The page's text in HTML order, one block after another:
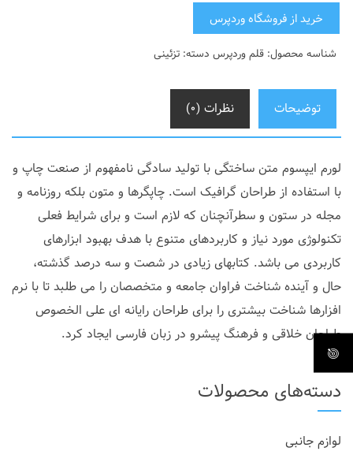
خرید از فروشگاه وردپرس
شناسه محصول: قلم وردپرس دسته: تزئینی
توضیحات نظرات (۰)
لورم ایپسوم متن ساختگی با تولید سادگی نامفهوم از صنعت چاپ و
با استفاده از طراحان گرافیک است. چاپگرها و متون بلکه روزنامه و
مجله در ستون و سطرآنچنان که لازم است و برای شرایط فعلی
تکنولوژی مورد نیاز و کاربردهای متنوع با هدف بهبود ابزارهای
کاربردی می باشد. کتابهای زیادی در شصت و سه درصد گذشته،
حال و آینده شناخت فراوان جامعه و متخصصان را می طلبد تا با نرم
افزارها شناخت بیشتری را برای طراحان رایانه ای علی الخصوص
طراحان خلاقی و فرهنگ پیشرو در زبان فارسی ایجاد کرد.
دسته‌های محصولات
لوازم جانبی